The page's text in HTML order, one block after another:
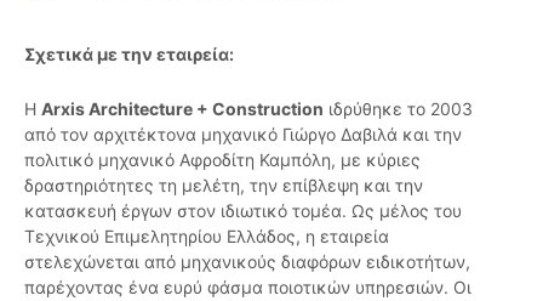
Σχετικά με την εταιρεία:
Η Arxis Architecture + Construction ιδρύθηκε το 2003
από τον αρχιτέκτονα μηχανικό Γιώργο Δαβιλά και την
πολιτικό μηχανικό Αφροδίτη Καμπόλη, με κύριες
δραστηριότητες τη μελέτη, την επίβλεψη και την
κατασκευή έργων στον ιδιωτικό τομέα. Ως μέλος του
Τεχνικού Επιμελητηρίου Ελλάδος, η εταιρεία
στελεχώνεται από μηχανικούς διαφόρων ειδικοτήτων,
παρέχοντας ένα ευρύ φάσμα ποιοτικών υπηρεσιών. Οι